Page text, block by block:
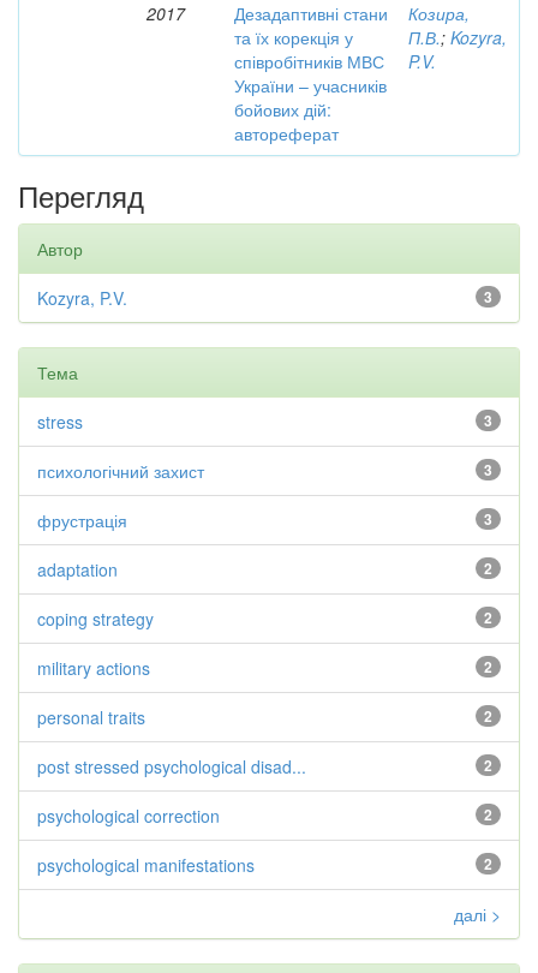
2017
Дезадаптивні стани
та їх корекція у
співробітників МВС
України – учасників
бойових дій:
автореферат
Козира,
П.В.; Kozyra,
P.V.
Перегляд
Автор
3
Kozyra, P.V.
Тема
3
stress
3
психологічний захист
3
фрустрація
2
adaptation
2
coping strategy
2
military actions
2
personal traits
2
post stressed psychological disad...
2
psychological correction
2
psychological manifestations
далі >